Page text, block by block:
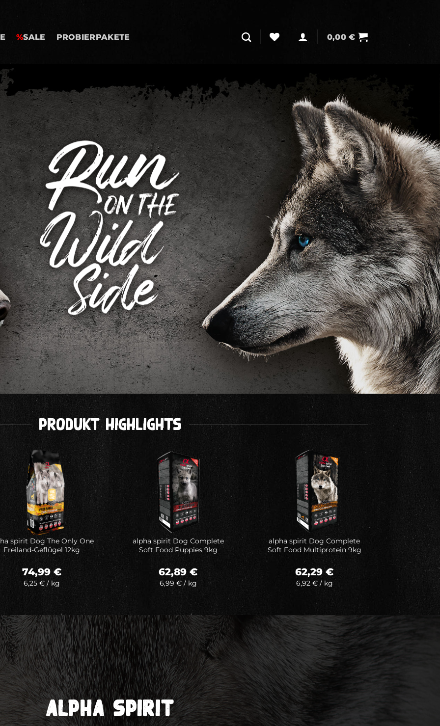
%SALE PROBIERPAKETE 0,00€
Produkt Highlights
Auf meine
Wunschliste
spirit Dog The Only One
Freiland-Geflügel 12kg
74,99€
6,25€ /kg
Auf meine
Wunschliste
alpha spirit Dog Complete
Soft Food Puppies 9kg
62,89€
6,99 €/ kg
Auf meine
Wunschliste
alpha spirit Dog Complete
Soft Food Multiprotein 9kg
62,29€
6,92 €/ kg
ALPHA SPIRIT